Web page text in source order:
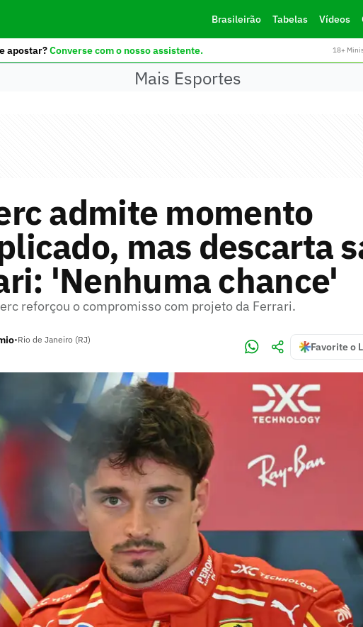
Brasileirão Tabelas Vídeos
apostar?Converse com o nosso assistente. 18+
Mais Esportes
admite momento
mas descarta
'Nenhuma chance'
reforçou o compromisso com projeto da Ferrari.
•Rio de Janeiro (RJ)
Favorite o